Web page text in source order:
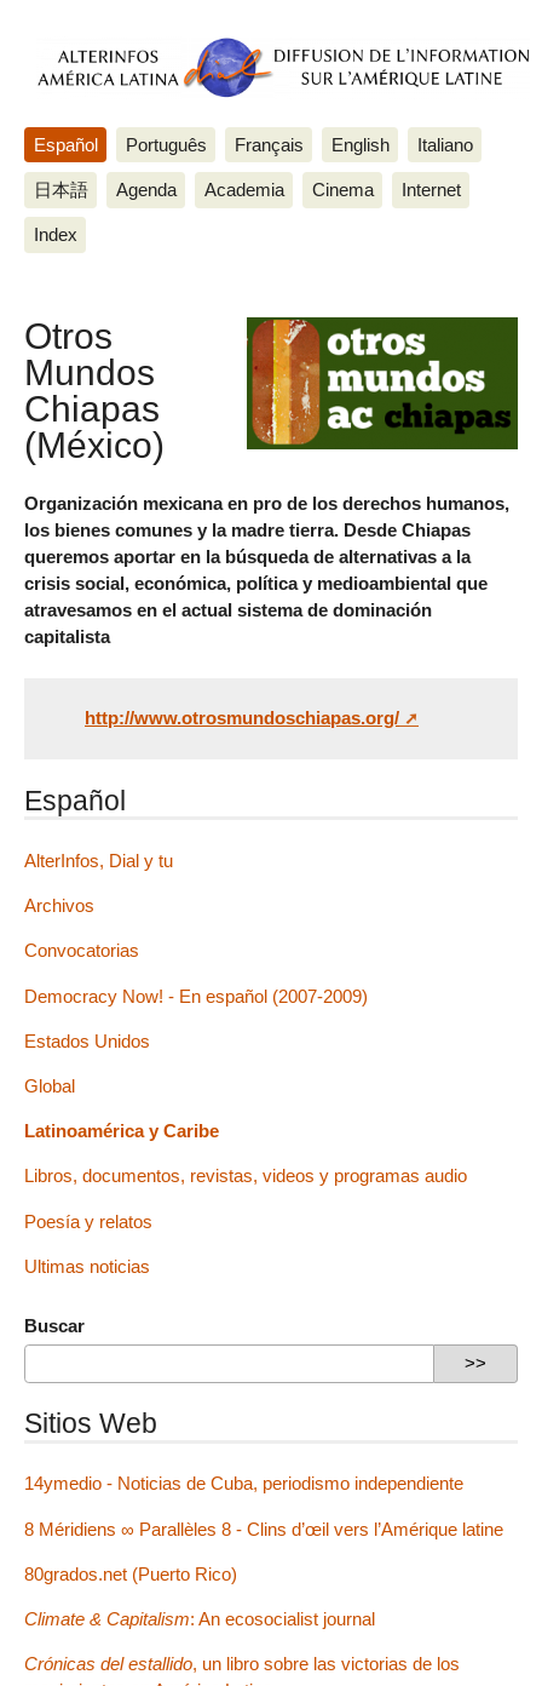
Español Português Français English Italiano
日本語 Agenda Academia Cinema Internet
Index
Otros
Mundos
Chiapas
(México)
Organización mexicana en pro de los derechos humanos,
los bienes comunes y la madre tierra. Desde Chiapas
queremos aportar en la búsqueda de alternativas a la
crisis social, económica, política y medioambiental que
atravesamos en el actual sistema de dominación
capitalista
http://www.otrosmundoschiapas.org/
Español
AlterInfos, Dial y tu
Archivos
Convocatorias
Democracy Now! - En español (2007-2009)
Estados Unidos
Global
Latinoamérica y Caribe
Libros, documentos, revistas, videos y programas audio
Poesía y relatos
Ultimas noticias
Buscar
Sitios Web
14ymedio - Noticias de Cuba, periodismo independiente
8 Méridiens ∞ Parallèles 8 - Clins d’œil vers l’Amérique latine
80grados.net (Puerto Rico)
Climate & Capitalism: An ecosocialist journal
Crónicas del estallido, un libro sobre las victorias de los